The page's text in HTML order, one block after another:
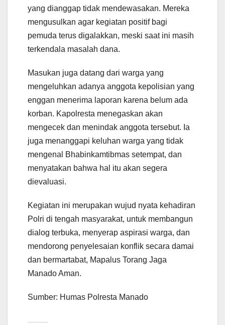
yang dianggap tidak mendewasakan. Mereka
mengusulkan agar kegiatan positif bagi
pemuda terus digalakkan, meski saat ini masih
terkendala masalah dana.
Masukan juga datang dari warga yang
mengeluhkan adanya anggota kepolisian yang
enggan menerima laporan karena belum ada
korban. Kapolresta menegaskan akan
mengecek dan menindak anggota tersebut. Ia
juga menanggapi keluhan warga yang tidak
mengenal Bhabinkamtibmas setempat, dan
menyatakan bahwa hal itu akan segera
dievaluasi.
Kegiatan ini merupakan wujud nyata kehadiran
Polri di tengah masyarakat, untuk membangun
dialog terbuka, menyerap aspirasi warga, dan
mendorong penyelesaian konflik secara damai
dan bermartabat, Mapalus Torang Jaga
Manado Aman.
Sumber: Humas Polresta Manado